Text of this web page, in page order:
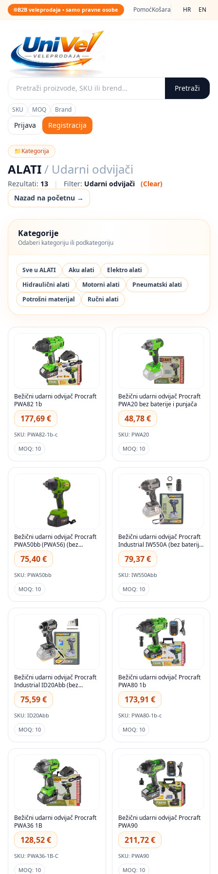
B2B veleprodaja • samo pravne osobe PomoćKošara HR EN
Pretraži
SKU MOQ Brand
Prijava Registracija
📁Kategorija
ALATI/ Udarni odvijači
Rezultati: 13 | Filter: Udarni odvijači
(Clear)
Nazad na početnu →
Kategorije
Odaberi kategoriju ili podkategoriju
Sve u ALATI Aku alati
Elektro alati
Hidraulični alati
Motorni alati
Pneumatski alati
Potrošni materijal
Ručni alati
Bežični udarni odvijač Procraft
PWA82 1b
177,69 €
SKU: PWA82-1b-c
MOQ: 10
Bežični udarni odvijač Procraft
PWA20 bez baterije i punjača
48,78 €
SKU: PWA20
MOQ: 10
Bežični udarni odvijač Procraft
PWA50bb (PWA56) (bez
baterije i punjača)
75,40 €
SKU: PWA50bb
MOQ: 10
Bežični udarni odvijač Procraft
Industrial IW550A (bez baterije
i punjača)
79,37 €
SKU: IW550Abb
MOQ: 10
Bežični udarni odvijač Procraft
Industrial ID20Abb (bez
baterije i punjača)
75,59 €
SKU: ID20Abb
MOQ: 10
Bežični udarni odvijač Procraft
PWA80 1b
173,91 €
SKU: PWA80-1b-c
MOQ: 10
Bežični udarni odvijač Procraft
PWA36 1B
128,52 €
SKU: PWA36-1B-C
MOQ: 10
Bežični udarni odvijač Procraft
PWA90
211,72 €
SKU: PWA90
MOQ: 10